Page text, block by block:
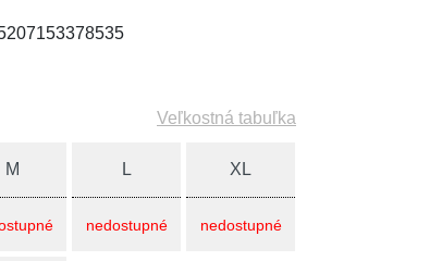
Veľkostná tabuľka
M L
nedostupné
XL
nedostupné